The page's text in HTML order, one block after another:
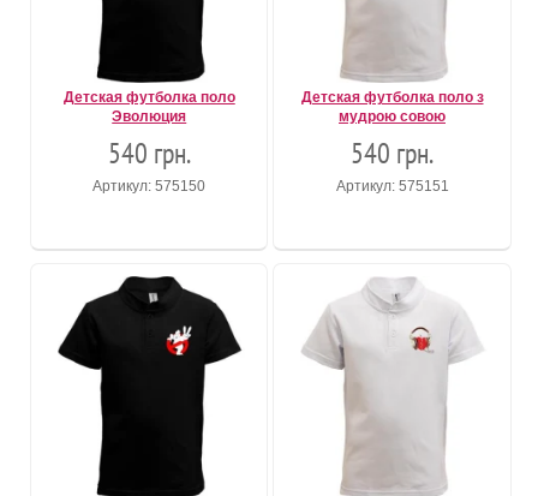
Детская футболка поло
Эволюция
540 грн.
Артикул: 575150
Детская футболка поло з
мудрою совою
540 грн.
Артикул: 575151